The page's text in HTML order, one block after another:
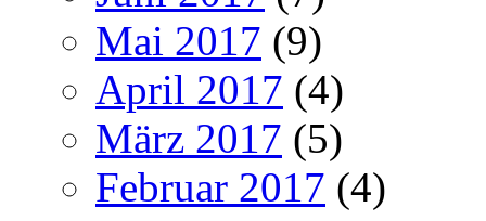
Mai 2017 (9)
April 2017 (4)
März 2017 (5)
Februar 2017 (4)